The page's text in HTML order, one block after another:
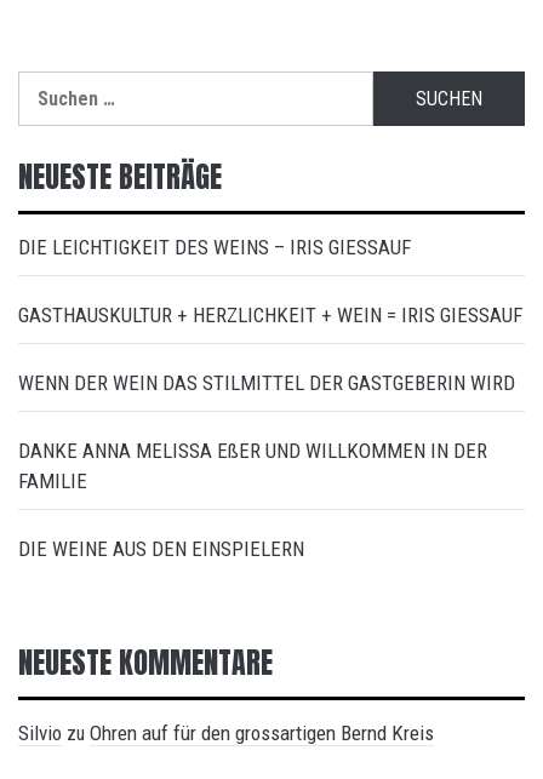
nach:
NEUESTE BEITRÄGE
DIE LEICHTIGKEIT DES WEINS – IRIS GIESSAUF
GASTHAUSKULTUR + HERZLICHKEIT + WEIN = IRIS GIESSAUF
WENN DER WEIN DAS STILMITTEL DER GASTGEBERIN WIRD
DANKE ANNA MELISSA EßER UND WILLKOMMEN IN DER
FAMILIE
DIE WEINE AUS DEN EINSPIELERN
NEUESTE KOMMENTARE
Silvio zu Ohren auf für den grossartigen Bernd Kreis